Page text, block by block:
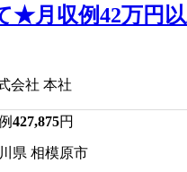
★月収例42万円
会社 本社
427,875円
県 相模原市